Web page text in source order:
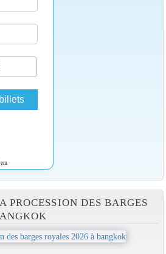
PROCESSION DES BARGES